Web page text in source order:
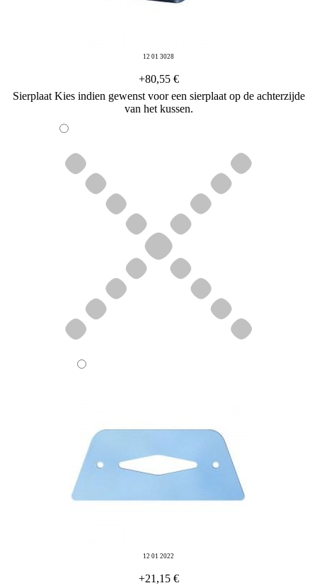
12 01 3028
+80,55 €
Sierplaat Kies indien gewenst voor een sierplaat op de achterzijde
van het kussen.
12 01 2022
+21,15 €